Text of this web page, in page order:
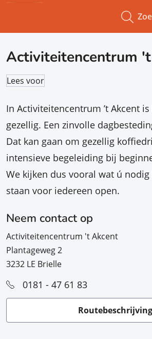
Activiteitencentrum
Lees voor
In Activiteitencentrum ’t Akcent
gezellig. Een zinvolle
Dat kan gaan om gezellig
intensieve begeleiding bij
We kijken dus vooral wat ú nodig
staan voor iedereen open.
Neem contact op
Activiteitencentrum 't Akcent
Plantageweg 2
3232 LE Brielle
0181 - 47 61 83
Routebeschrijving